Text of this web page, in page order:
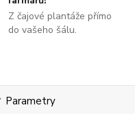
Z čajové plantáže přímo
do vašeho šálu.
Parametry